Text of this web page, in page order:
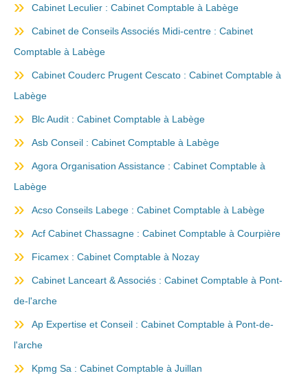
Cabinet Leculier : Cabinet Comptable à Labège
Cabinet de Conseils Associés Midi-centre : Cabinet
Comptable à Labège
Cabinet Couderc Prugent Cescato : Cabinet Comptable à
Labège
Blc Audit : Cabinet Comptable à Labège
Asb Conseil : Cabinet Comptable à Labège
Agora Organisation Assistance : Cabinet Comptable à
Labège
Acso Conseils Labege : Cabinet Comptable à Labège
Acf Cabinet Chassagne : Cabinet Comptable à Courpière
Ficamex : Cabinet Comptable à Nozay
Cabinet Lanceart & Associés : Cabinet Comptable à Pont-
de-l'arche
Ap Expertise et Conseil : Cabinet Comptable à Pont-de-
l'arche
Kpmg Sa : Cabinet Comptable à Juillan